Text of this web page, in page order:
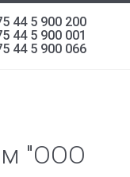
44 5 900 200
44 5 900 001
44 5 900 066
"ООО